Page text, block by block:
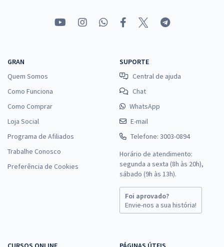
GRAN
Quem Somos
Como Funciona
Como Comprar
Loja Social
Programa de Afiliados
Trabalhe Conosco
Preferência de Cookies
SUPORTE
Central de ajuda
Chat
WhatsApp
E-mail
Telefone: 3003-0894
Horário de atendimento:
segunda a sexta (8h às 20h),
sábado (9h às 13h).
Foi aprovado?
Envie-nos a sua história!